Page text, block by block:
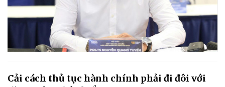
Cải cách thủ tục hành chính phải đi đôi với